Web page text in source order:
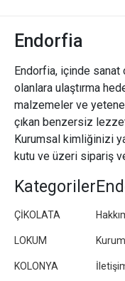
Endorfia
Endorfia, içinde
olanlara ulaştırma
malzemeler ve
çıkan benzersiz
Kurumsal kimliğinizi
kutu ve üzeri sipariş
Kategoriler
ÇİKOLATA
LOKUM
KOLONYA